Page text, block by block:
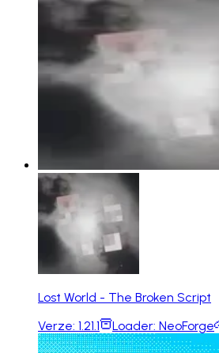
Lost World - The Broken Script
Verze: 1.21.1 Loader: NeoForge